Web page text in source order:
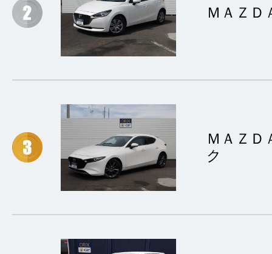
夜遅くの問い合わ
は見積り等ご返答
も程度のとても良
した。ありがとう
ＭＡＺＤ
ＭＡＺ
ク